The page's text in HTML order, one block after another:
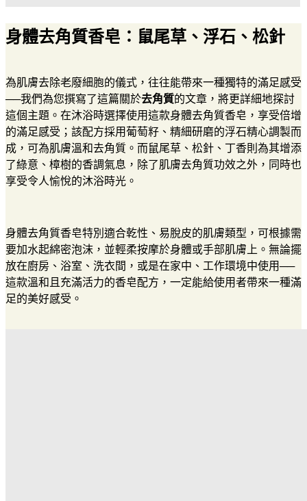
身體去角質香皂：鼠尾草、浮石、松針
為肌膚去除老廢細胞的儀式，往往能帶來一種獨特的滿足感受
──我們為您撰寫了這篇關於去角質的文章，將更詳細地探討
這個主題。在沐浴時選擇使用這款身體去角質香皂，享受倍增
的滿足感受；該配方採用葡萄籽、精細研磨的浮石精心調製而
成，可為肌膚溫和去角質。而鼠尾草、松針、丁香則為其增添
了綠意、樟樹的香調氣息，除了肌膚去角質功效之外，同時也
享受令人愉悅的沐浴時光。
身體去角質香皂特別適合乾性、易脫皮的肌膚類型，可根據需
要加水起綿密泡沫，並輕柔按摩於身體或手部肌膚上。無論擺
放在廚房、浴室、洗衣間，或是在家中、工作環境中使用──
這款溫和且充滿活力的香皂配方，一定能給使用者帶來一種滿
足的美好感受。